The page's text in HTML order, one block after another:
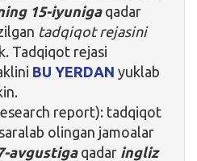
15-iyunigaqadar
tadqiqot rejasini
Tadqiqot rejasi
BU YERDAN yuklab
report): tadqiqot
olingan jamoalar
avgustigaqadar ingliz